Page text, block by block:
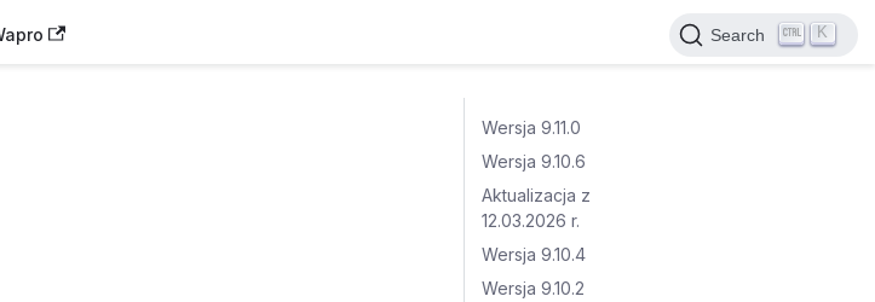
Search K
Wersja 9.11.0
Wersja 9.10.6
Aktualizacja z
12.03.2026 r.
Wersja 9.10.4
Wersja 9.10.2